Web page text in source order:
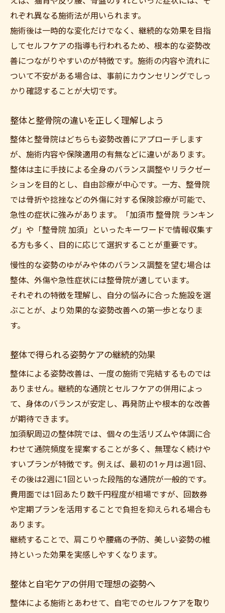
れぞれ異なる施術法が用いられます。
施術後は一時的な変化だけでなく、継続的な効果を目指
してセルフケアの指導も行われるため、根本的な姿勢改
善につながりやすいのが特徴です。施術の内容や流れに
ついて不安がある場合は、事前にカウンセリングでしっ
かり確認することが大切です。
整体と整骨院の違いを正しく理解しよう
整体と整骨院はどちらも姿勢改善にアプローチします
が、施術内容や保険適用の有無などに違いがあります。
整体は主に手技による全身のバランス調整やリラクゼー
ションを目的とし、自由診療が中心です。一方、整骨院
では骨折や捻挫などの外傷に対する保険診療が可能で、
急性の症状に強みがあります。「加須市 整骨院 ランキン
グ」や「整骨院 加須」といったキーワードで情報収集す
る方も多く、目的に応じて選択することが重要です。
慢性的な姿勢のゆがみや体のバランス調整を望む場合は
整体、外傷や急性症状には整骨院が適しています。
それぞれの特徴を理解し、自分の悩みに合った施設を選
ぶことが、より効果的な姿勢改善への第一歩となりま
す。
整体で得られる姿勢ケアの継続的効果
整体による姿勢改善は、一度の施術で完結するものでは
ありません。継続的な通院とセルフケアの併用によっ
て、身体のバランスが安定し、再発防止や根本的な改善
が期待できます。
加須駅周辺の整体院では、個々の生活リズムや体調に合
わせて通院頻度を提案することが多く、無理なく続けや
すいプランが特徴です。例えば、最初の1ヶ月は週1回、
その後は2週に1回といった段階的な通院が一般的です。
費用面では1回あたり数千円程度が相場ですが、回数券
や定期プランを活用することで負担を抑えられる場合も
あります。
継続することで、肩こりや腰痛の予防、美しい姿勢の維
持といった効果を実感しやすくなります。
整体と自宅ケアの併用で理想の姿勢へ
整体による施術とあわせて、自宅でのセルフケアを取り